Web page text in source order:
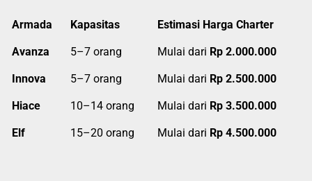
Armada Kapasitas Estimasi Harga Charter
Avanza 5–7 orang Mulai dari Rp 2.000.000
Innova 5–7 orang Mulai dari Rp 2.500.000
Hiace 10–14 orang Mulai dari Rp 3.500.000
Elf 15–20 orang Mulai dari Rp 4.500.000